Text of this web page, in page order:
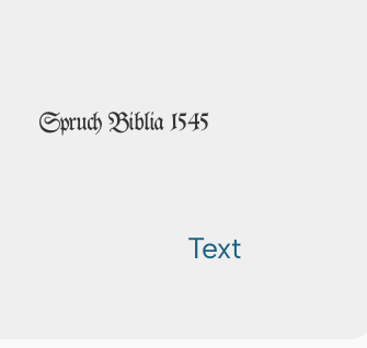
Spruch Biblia 1545
Text